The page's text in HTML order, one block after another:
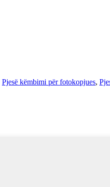
Pjesë këmbimi për fotokopjues,